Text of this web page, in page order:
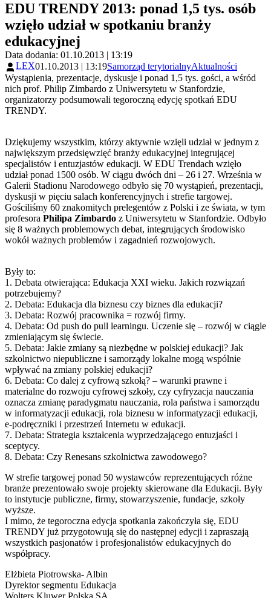
EDU TRENDY 2013: ponad 1,5 tys. osób
wzięło udział w spotkaniu branży
edukacyjnej
Data dodania: 01.10.2013 | 13:19
LEX01.10.2013 | 13:19Samorząd terytorialnyAktualności
Wystąpienia, prezentacje, dyskusje i ponad 1,5 tys. gości, a wśród
nich prof. Philip Zimbardo z Uniwersytetu w Stanfordzie,
organizatorzy podsumowali tegoroczną edycję spotkań EDU
TRENDY.
Dziękujemy wszystkim, którzy aktywnie wzięli udział w jednym z
największym przedsięwzięć branży edukacyjnej integrującej
specjalistów i entuzjastów edukacji. W EDU Trendach wzięło
udział ponad 1500 osób. W ciągu dwóch dni – 26 i 27. Września w
Galerii Stadionu Narodowego odbyło się 70 wystąpień, prezentacji,
dyskusji w pięciu salach konferencyjnych i strefie targowej.
Gościliśmy 60 znakomitych prelegentów z Polski i ze świata, w tym
profesora Philipa Zimbardo z Uniwersytetu w Stanfordzie. Odbyło
się 8 ważnych problemowych debat, integrujących środowisko
wokół ważnych problemów i zagadnień rozwojowych.
Były to:
1. Debata otwierająca: Edukacja XXI wieku. Jakich rozwiązań
potrzebujemy?
2. Debata: Edukacja dla biznesu czy biznes dla edukacji?
3. Debata: Rozwój pracownika = rozwój firmy.
4. Debata: Od push do pull learningu. Uczenie się – rozwój w ciągle
zmieniającym się świecie.
5. Debata: Jakie zmiany są niezbędne w polskiej edukacji? Jak
szkolnictwo niepubliczne i samorządy lokalne mogą wspólnie
wpływać na zmiany polskiej edukacji?
6. Debata: Co dalej z cyfrową szkołą? – warunki prawne i
materialne do rozwoju cyfrowej szkoły, czy cyfryzacja nauczania
oznacza zmianę paradygmatu nauczania, rola państwa i samorządu
w informatyzacji edukacji, rola biznesu w informatyzacji edukacji,
e-podręczniki i przestrzeń Internetu w edukacji.
7. Debata: Strategia kształcenia wyprzedzającego entuzjaści i
sceptycy.
8. Debata: Czy Renesans szkolnictwa zawodowego?
W strefie targowej ponad 50 wystawców reprezentujących różne
branże prezentowało swoje projekty skierowane dla Edukacji. Były
to instytucje publiczne, firmy, stowarzyszenie, fundacje, szkoły
wyższe.
I mimo, że tegoroczna edycja spotkania zakończyła się, EDU
TRENDY już przygotowują się do następnej edycji i zapraszają
wszystkich pasjonatów i profesjonalistów edukacyjnych do
współpracy.
Elżbieta Piotrowska- Albin
Dyrektor segmentu Edukacja
Wolters Kluwer Polska SA.